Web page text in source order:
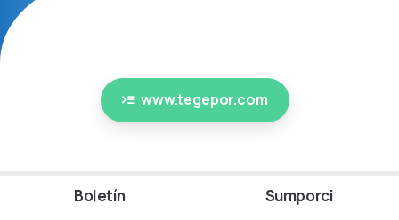
www.tegepor.com
Boletín Sumporci